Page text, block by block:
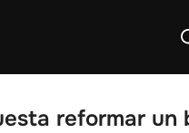
reformar un